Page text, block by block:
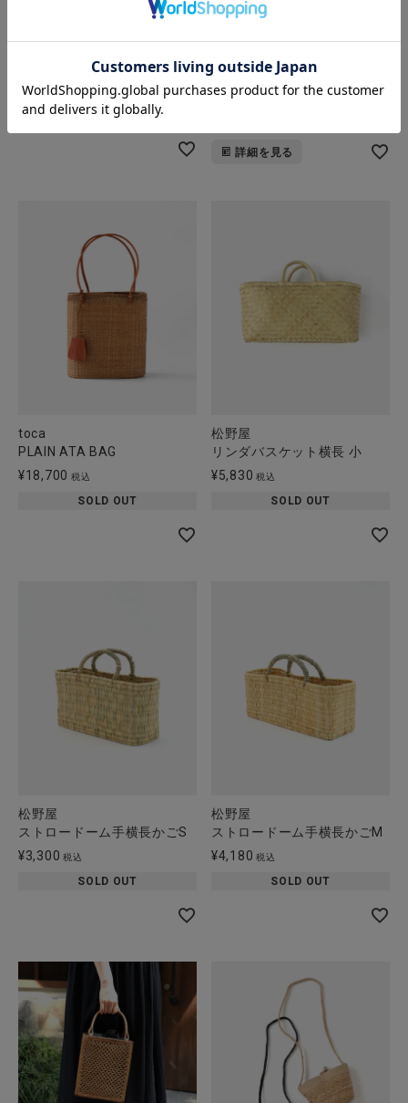
楕円底階段柄
¥11,330 税込
SOLD OUT
小・大
¥7,920税込 〜
詳細を見る
toca
PLAIN ATA BAG
¥18,700 税込
SOLD OUT
松野屋
リンダバスケット横長 小
¥5,830 税込
SOLD OUT
松野屋
ストロードーム手横長かごS
¥3,300 税込
SOLD OUT
松野屋
ストロードーム手横長かごM
¥4,180 税込
SOLD OUT